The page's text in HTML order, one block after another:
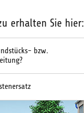
erhalten Sie hier:
bzw.